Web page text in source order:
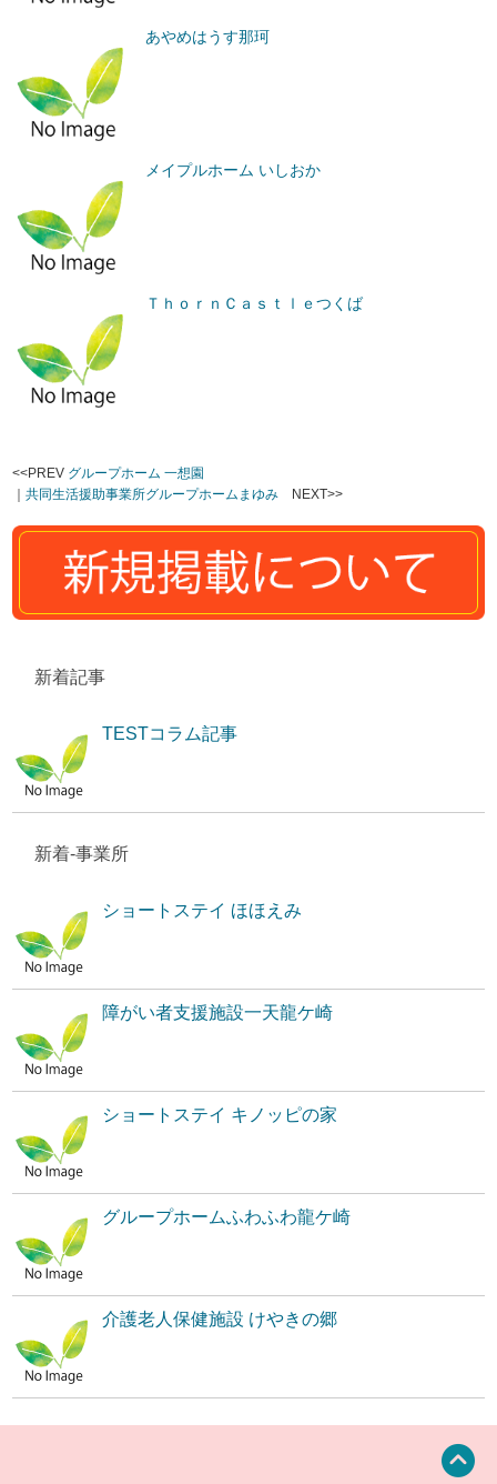
あやめはうす那珂
メイプルホーム いしおか
ＴｈｏｒｎＣａｓｔｌｅつくば
<<PREV グループホーム 一想園
｜共同生活援助事業所グループホームまゆみ NEXT>>
新着記事
TESTコラム記事
新着-事業所
ショートステイ ほほえみ
障がい者支援施設一天龍ケ崎
ショートステイ キノッピの家
グループホームふわふわ龍ケ崎
介護老人保健施設 けやきの郷